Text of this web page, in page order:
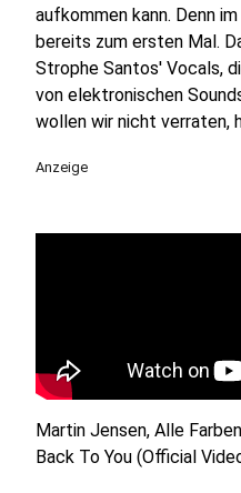
aufkommen kann. Denn
bereits zum ersten Mal.
Strophe Santos' Vocals,
von elektronischen
wollen wir nicht verraten,
Anzeige
Martin Jensen, Alle
Back To You (Official